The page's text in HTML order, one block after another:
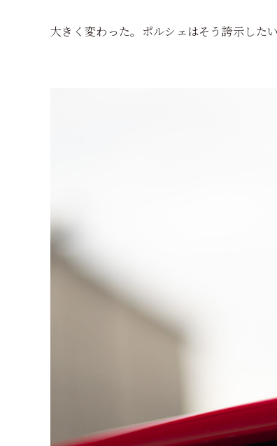
大きく変わった。ポルシェはそう誇示した